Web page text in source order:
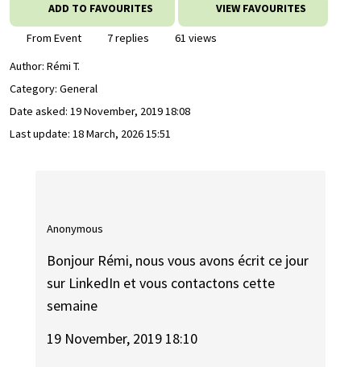
ADD TO FAVOURITES VIEW FAVOURITES
From Event 7 replies
61 views
Author: Rémi T.
Category: General
Date asked: 19 November, 2019 18:08
Last update: 18 March, 2026 15:51
Anonymous
Bonjour Rémi, nous vous avons écrit ce jour
sur LinkedIn et vous contactons cette
semaine
19 November, 2019 18:10